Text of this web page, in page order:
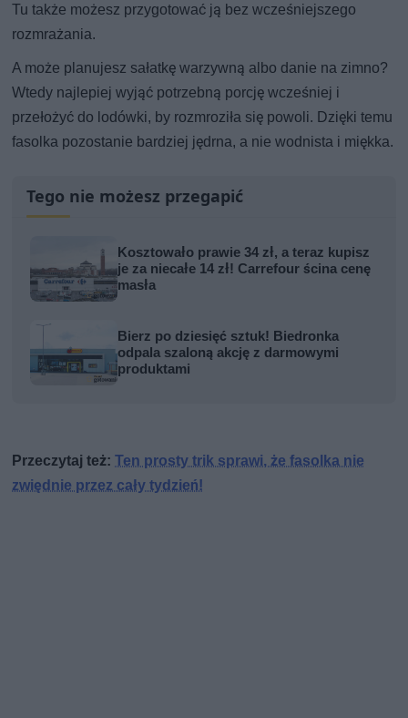
Tu także możesz przygotować ją bez wcześniejszego
rozmrażania.
A może planujesz sałatkę warzywną albo danie na zimno?
Wtedy najlepiej wyjąć potrzebną porcję wcześniej i
przełożyć do lodówki, by rozmroziła się powoli. Dzięki temu
fasolka pozostanie bardziej jędrna, a nie wodnista i miękka.
Tego nie możesz przegapić
Kosztowało prawie 34 zł, a teraz kupisz
je za niecałe 14 zł! Carrefour ścina cenę
masła
Bierz po dziesięć sztuk! Biedronka
odpala szaloną akcję z darmowymi
produktami
Przeczytaj też:Ten prosty trik sprawi, że fasolka nie
zwiędnie przez cały tydzień!